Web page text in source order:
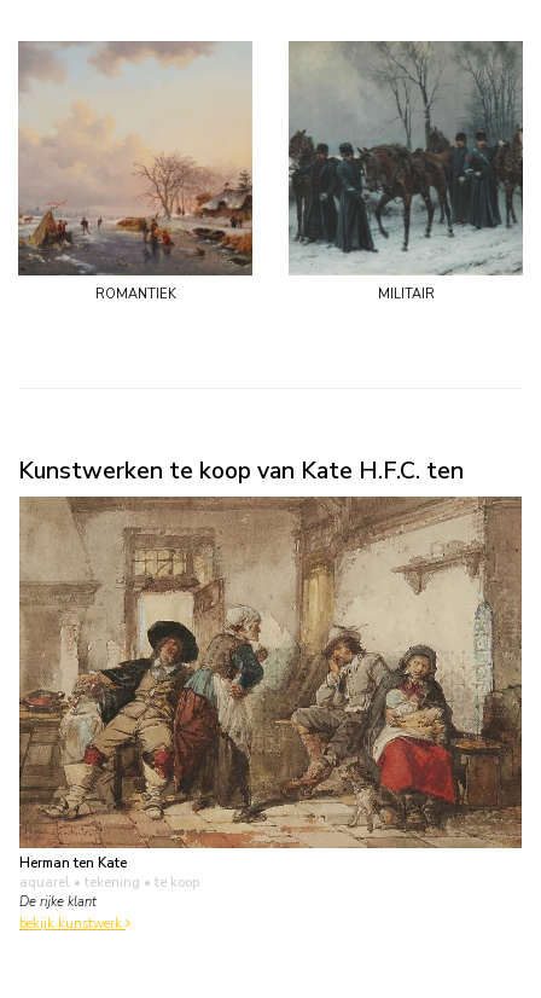
romantiek militair
Kunstwerken te koop van Kate H.F.C. ten
Herman ten Kate
aquarel • tekening • te koop
De rijke klant
bekijk kunstwerk